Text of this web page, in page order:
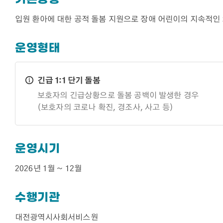
입원 환아에 대한 공적 돌봄 지원으로 장애 어린이의 지속적
운영형태
긴급 1:1 단기 돌봄
보호자의 긴급상황으로 돌봄 공백이 발생한 경우
(보호자의 코로나 확진, 경조사, 사고 등)
운영시기
2026년 1월 ~ 12월
수행기관
대전광역시사회서비스원